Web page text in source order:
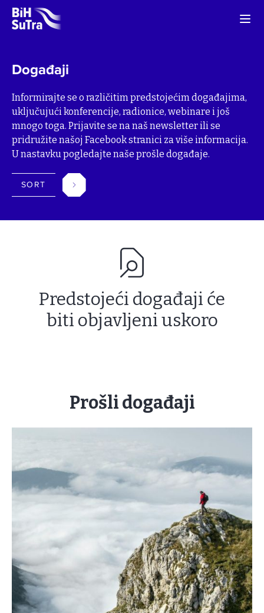
Događaji
Informirajte se o različitim predstojećim događajima,
uključujući konferencije, radionice, webinare i još
mnogo toga. Prijavite se na naš newsletter ili se
pridružite našoj Facebook stranici za više informacija.
U nastavku pogledajte naše prošle događaje.
SORT
Predstojeći događaji će
biti objavljeni uskoro
Prošli događaji